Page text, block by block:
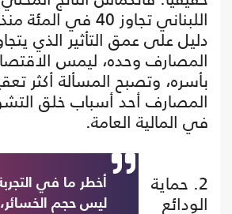
دليل على عمق التأثير الذي
المصارف وحده، ليمس
بأسره، وتصبح المسألة أكثر
المصارف أحد أسباب خلق
في المالية العامة.
أخطر ما في التجربة
ليس حجم
2. حماية
الودائع